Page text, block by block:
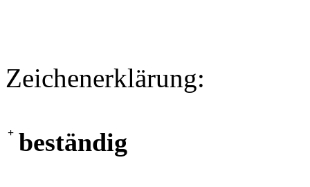
Zeichenerklärung:
+ beständig